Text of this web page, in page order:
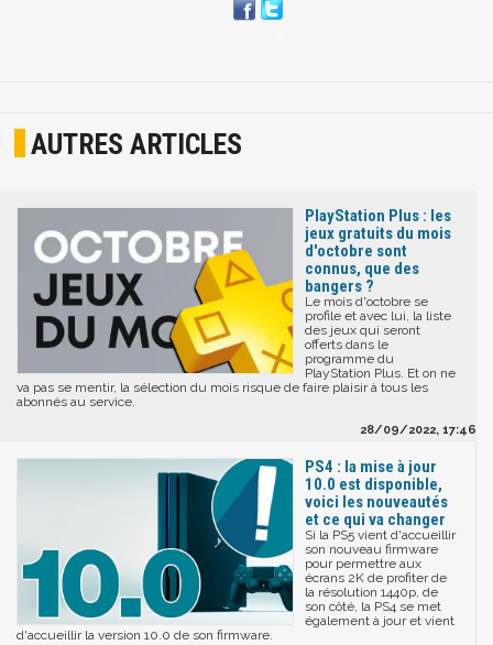
AUTRES ARTICLES
PlayStation Plus : les
jeux gratuits du mois
d'octobre sont
connus, que des
bangers ?
Le mois d'octobre se
profile et avec lui, la liste
des jeux qui seront
offerts dans le
programme du
PlayStation Plus. Et on ne
va pas se mentir, la sélection du mois risque de faire plaisir à tous les
abonnés au service.
28/09/2022, 17:46
PS4 : la mise à jour
10.0 est disponible,
voici les nouveautés
et ce qui va changer
Si la PS5 vient d'accueillir
son nouveau firmware
pour permettre aux
écrans 2K de profiter de
la résolution 1440p, de
son côté, la PS4 se met
également à jour et vient
d'accueillir la version 10.0 de son firmware.